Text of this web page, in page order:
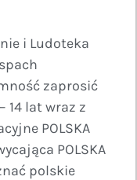
i Ludoteka
zaprosić
14 lat wraz z
POLSKA
POLSKA
polskie